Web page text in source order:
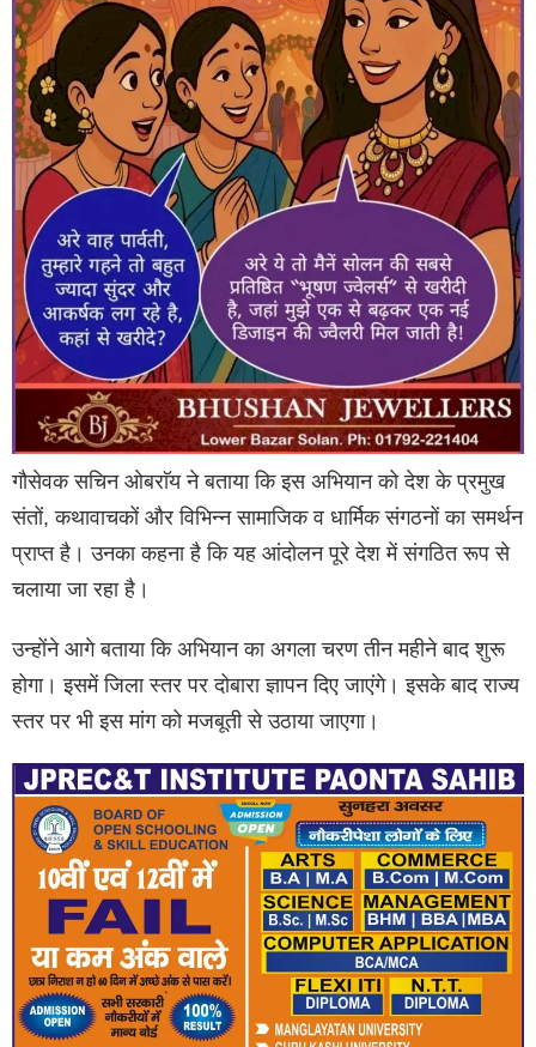
गौसेवक सचिन ओबराॅय ने बताया कि इस अभियान को देश के प्रमुख
संतों, कथावाचकों और विभिन्न सामाजिक व धार्मिक संगठनों का समर्थन
प्राप्त है। उनका कहना है कि यह आंदोलन पूरे देश में संगठित रूप से
चलाया जा रहा है।
उन्होंने आगे बताया कि अभियान का अगला चरण तीन महीने बाद शुरू
होगा। इसमें जिला स्तर पर दोबारा ज्ञापन दिए जाएंगे। इसके बाद राज्य
स्तर पर भी इस मांग को मजबूती से उठाया जाएगा।